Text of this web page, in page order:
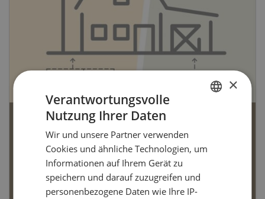
×
Verantwortungsvolle
Nutzung Ihrer Daten
Wir und unsere Partner verwenden
Cookies und ähnliche Technologien, um
Informationen auf Ihrem Gerät zu
speichern und darauf zuzugreifen und
personenbezogene Daten wie Ihre IP-